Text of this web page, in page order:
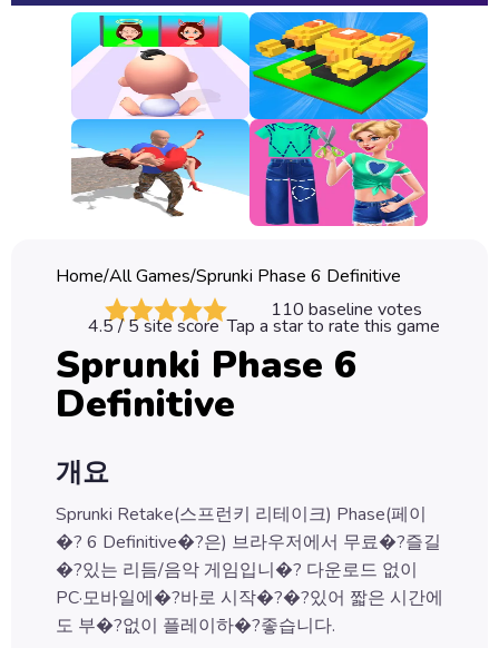
New
Games
All
Games
Classic
Sprunki
Games
Car
Games
Run
Puzzle
Games
Home/All Games/Sprunki Phase 6 Definitive
110 baseline votes
4.5/ 5 site score Tap a star to rate this game
Sprunki Phase 6
Definitive
개요
Sprunki Retake(스프런키 리테이크) Phase(페이
�? 6 Definitive�?은) 브라우저에서 무료�?즐길
�?있는 리듬/음악 게임입니�? 다운로드 없이
PC·모바일에�?바로 시작�?�?있어 짧은 시간에
도 부�?없이 플레이하�?좋습니다.